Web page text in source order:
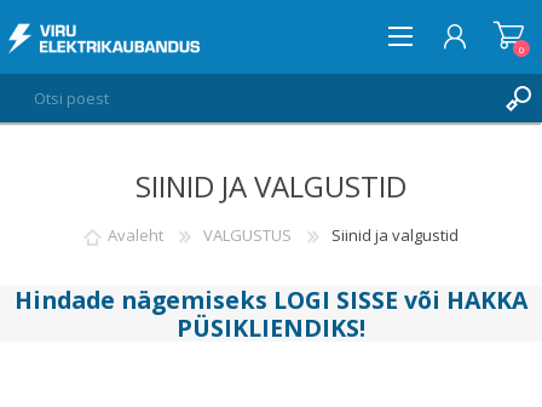
SOOVIKORV
0
0
SIINID JA VALGUSTID
Avaleht VALGUSTUS Siinid ja valgustid
Hindade nägemiseks LOGI SISSE või HAKKA
PÜSIKLIENDIKS!